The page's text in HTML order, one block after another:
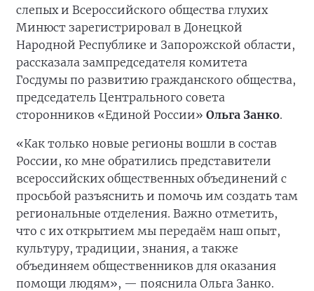
слепых и Всероссийского общества глухих
Минюст зарегистрировал в Донецкой
Народной Республике и Запорожской области,
рассказала зампредседателя комитета
Госдумы по развитию гражданского общества,
председатель Центрального совета
сторонников «Единой России» Ольга Занко.
«Как только новые регионы вошли в состав
России, ко мне обратились представители
всероссийских общественных объединений с
просьбой разъяснить и помочь им создать там
региональные отделения. Важно отметить,
что с их открытием мы передаём наш опыт,
культуру, традиции, знания, а также
объединяем общественников для оказания
помощи людям», — пояснила Ольга Занко.